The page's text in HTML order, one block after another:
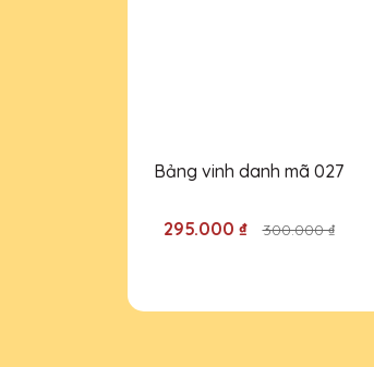
Đội ngũ thiết
thiệu cho bạn
Bảng vinh danh mã 027
295.000 ₫ 300.000 ₫